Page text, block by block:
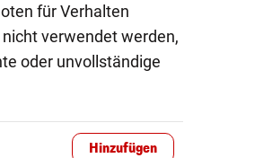
für Verhalten
verwendet werden,
oder unvollständige
Hinzufügen